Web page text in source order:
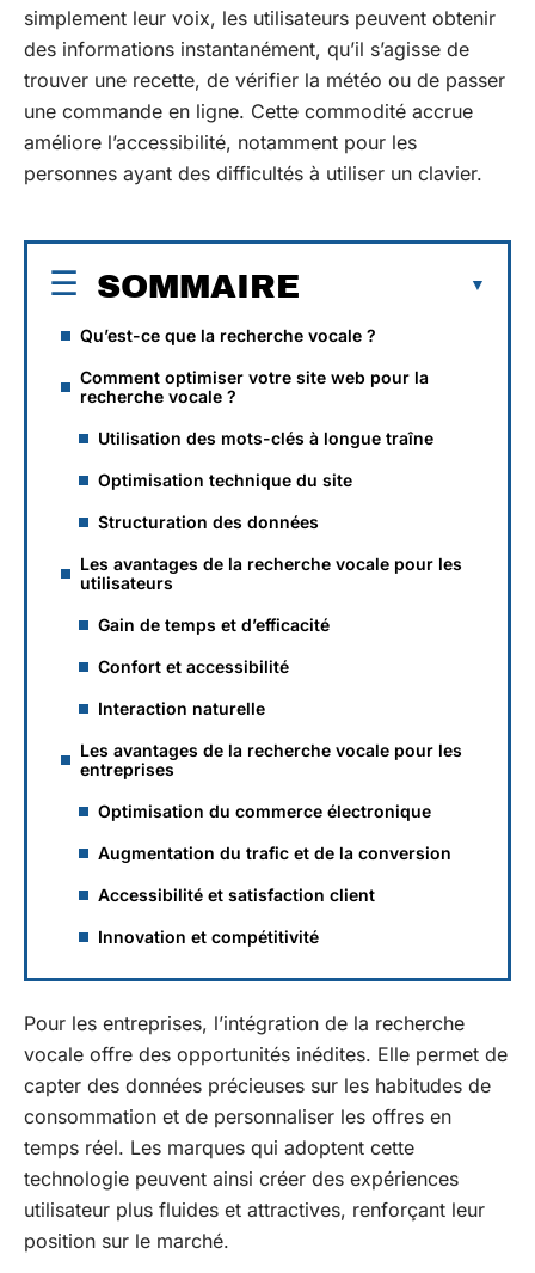
simplement leur voix, les utilisateurs peuvent obtenir
des informations instantanément, qu’il s’agisse de
trouver une recette, de vérifier la météo ou de passer
une commande en ligne. Cette commodité accrue
améliore l’accessibilité, notamment pour les
personnes ayant des difficultés à utiliser un clavier.
SOMMAIRE
Qu’est-ce que la recherche vocale ?
Comment optimiser votre site web pour la
recherche vocale ?
Utilisation des mots-clés à longue traîne
Optimisation technique du site
Structuration des données
Les avantages de la recherche vocale pour les
utilisateurs
Gain de temps et d’efficacité
Confort et accessibilité
Interaction naturelle
Les avantages de la recherche vocale pour les
entreprises
Optimisation du commerce électronique
Augmentation du trafic et de la conversion
Accessibilité et satisfaction client
Innovation et compétitivité
Pour les entreprises, l’intégration de la recherche
vocale offre des opportunités inédites. Elle permet de
capter des données précieuses sur les habitudes de
consommation et de personnaliser les offres en
temps réel. Les marques qui adoptent cette
technologie peuvent ainsi créer des expériences
utilisateur plus fluides et attractives, renforçant leur
position sur le marché.